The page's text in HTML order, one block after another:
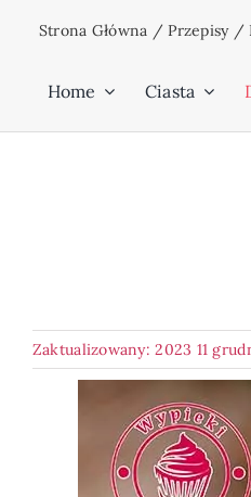
Strona Główna /Przepisy/
Home Ciasta
Zaktualizowany: 2023 11